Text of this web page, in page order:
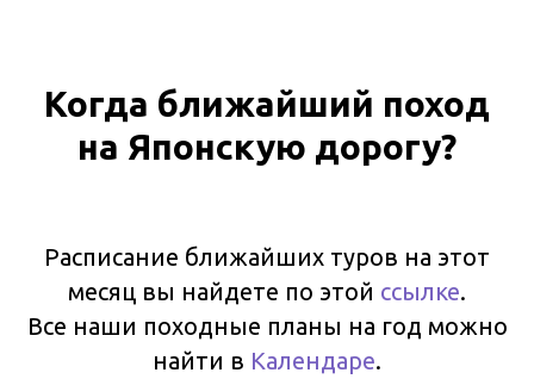
Когда ближайший поход
на Японскую дорогу?
Расписание ближайших туров на этот
месяц вы найдете по этой ссылке.
Все наши походные планы на год можно
найти в Календаре.